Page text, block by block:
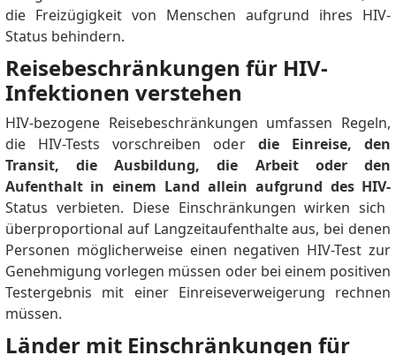
die Freizügigkeit von Menschen aufgrund ihres HIV-
Status behindern.
Reisebeschränkungen für HIV-
Infektionen verstehen
HIV-bezogene Reisebeschränkungen umfassen Regeln,
die HIV-Tests vorschreiben oder die Einreise, den
Transit, die Ausbildung, die Arbeit oder den
Aufenthalt in einem Land allein aufgrund des HIV-
Status verbieten. Diese Einschränkungen wirken sich
überproportional auf Langzeitaufenthalte aus, bei denen
Personen möglicherweise einen negativen HIV-Test zur
Genehmigung vorlegen müssen oder bei einem positiven
Testergebnis mit einer Einreiseverweigerung rechnen
müssen.
Länder mit Einschränkungen für